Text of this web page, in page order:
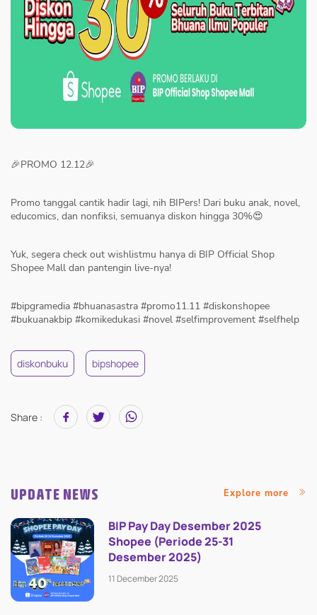
🎉PROMO 12.12🎉
Promo tanggal cantik hadir lagi, nih BIPers! Dari buku anak, novel,
educomics, dan nonfiksi, semuanya diskon hingga 30%😍
Yuk, segera check out wishlistmu hanya di BIP Official Shop
Shopee Mall dan pantengin live-nya!
#bipgramedia #bhuanasastra #promo11.11 #diskonshopee
#bukuanakbip #komikedukasi #novel #selfimprovement #selfhelp
diskonbuku bipshopee
Share :
UPDATE NEWS Explore more
BIP Pay Day Desember 2025
Shopee (Periode 25-31
Desember 2025)
11 December 2025